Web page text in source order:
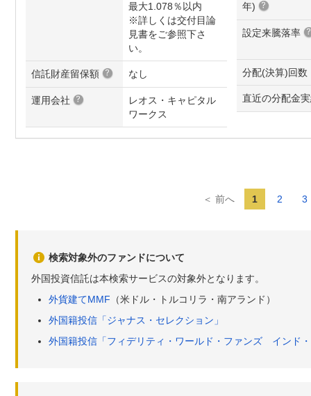
最大1.078％以内
※詳しくは交付目論
見書をご参照下さ
い。
信託財産留保額 なし
運用会社
レオス・キャピタル
ワークス
年)
設定来騰落率
分配(決算)回数
直近の分配金
＜ 前へ 1 2 3
検索対象外のファンドについて
外国投資信託は本検索サービスの対象外となります。
外貨建てMMF （米ドル・トルコリラ・南アランド）
外国籍投信「ジャナス・セレクション」
外国籍投信「フィデリティ・ワールド・ファンズ インド